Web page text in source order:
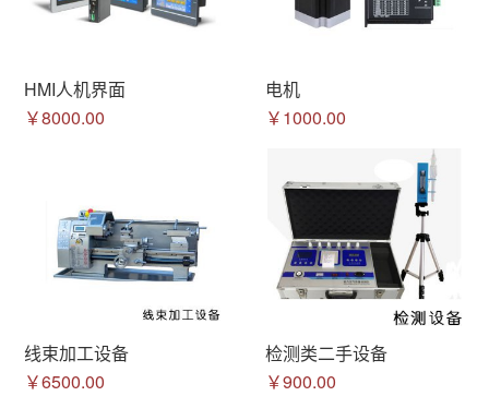
HMI人机界面
￥8000.00
电机
￥1000.00
线束加工设备
￥6500.00
检测类二手设备
￥900.00